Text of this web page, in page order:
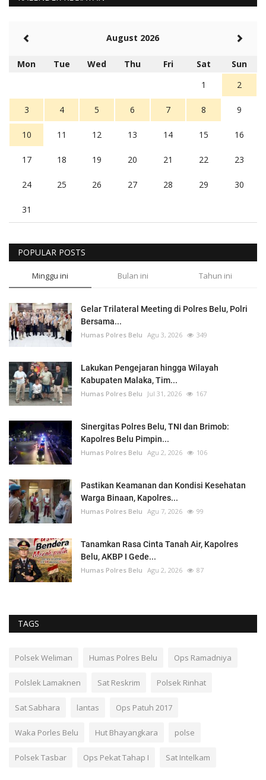
August 2026
Mon Tue Wed Thu Fri Sat
Sun
1
2
3 4 5 6 7 8 9
10 11 12 13 14 15 16
17 18 19 20 21 22 23
24 25 26 27 28 29 30
31
POPULAR POSTS
Minggu ini Bulan ini Tahun ini
Gelar Trilateral Meeting di Polres Belu, Polri
Bersama...
Humas Polres Belu Agu 3, 2026 349
Lakukan Pengejaran hingga Wilayah
Kabupaten Malaka, Tim...
Humas Polres Belu Jul 31, 2026 167
Sinergitas Polres Belu, TNI dan Brimob:
Kapolres Belu Pimpin...
Humas Polres Belu Agu 2, 2026 106
Pastikan Keamanan dan Kondisi Kesehatan
Warga Binaan, Kapolres...
Humas Polres Belu Agu 7, 2026 99
Tanamkan Rasa Cinta Tanah Air, Kapolres
Belu, AKBP I Gede...
Humas Polres Belu Agu 2, 2026 87
TAGS
Polsek Weliman Humas Polres Belu Ops Ramadniya
Polslek Lamaknen Sat Reskrim Polsek Rinhat
Sat Sabhara lantas Ops Patuh 2017
Waka Porles Belu Hut Bhayangkara polse
Polsek Tasbar Ops Pekat Tahap I Sat Intelkam